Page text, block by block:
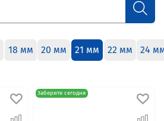
18 мм 20 мм 21 мм 22 мм 24
Заберите сегодня